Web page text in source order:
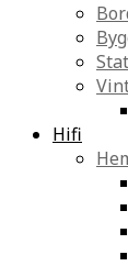
Hifi